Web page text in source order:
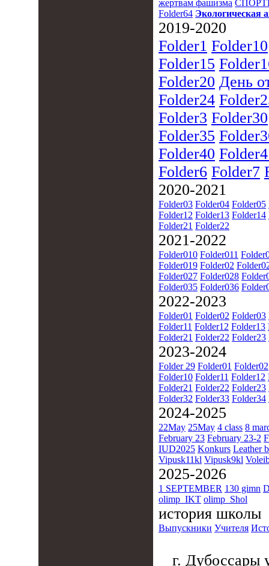
жертвам фашизма
Folder64 Экологическая
2019-2020
Folder1 Folder10
Folder15
Folder20 День
Folder24
Folder3 Folder30
Folder35
Folder40
Folder6 Folder7
2020-2021
Folder03 Folder04 Folder05
Folder12 Folder13 Folder14
Folder21 Folder22
2021-2022
Folder010 Folder011
Folder019 Folder02
Folder027 Folder028
Folder035 Folder036
2022-2023
Folder01 Folder02 Folder03
Folder11 Folder12 Folder13
Folder21 Folder22 Folder23
2023-2024
Folder 29 Folder01 Folder02
Folder10 Folder11 Folder12
Folder21 Folder22 Folder23
Folder32 Folder33 Folder34
2024-2025
22May 25May 4 class 8
February 23 February 23-2
IUD2025 Konkurs Leather
Vipusk11kl Vipusk9kl
2025-2026
1 SEPTEMBER 130 gimn
olimp_IKT olimp_Shol
история школы
Выпускники Учителя
г. Дубоссары